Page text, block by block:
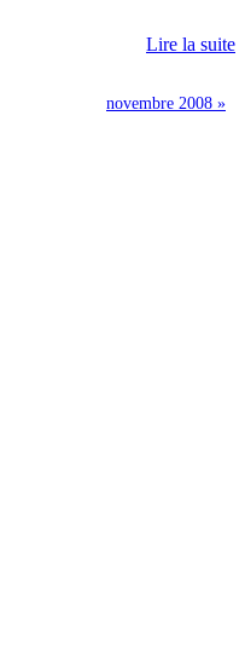
Lire la suite
novembre 2008 »